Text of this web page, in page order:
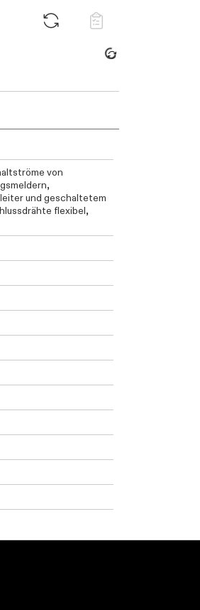
Daten werden geladen. Bitte warten...
von
und geschaltetem
flexibel,